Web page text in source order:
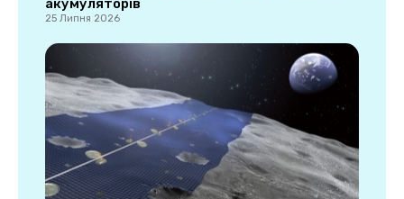
акумуляторів
25 Липня 2026